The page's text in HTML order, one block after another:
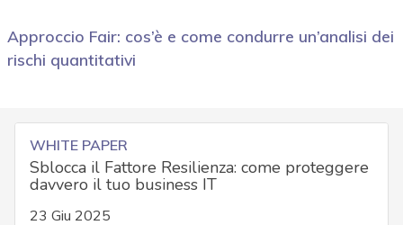
Approccio Fair: cos’è e come condurre un’analisi dei
rischi quantitativi
WHITE PAPER
Sblocca il Fattore Resilienza: come proteggere
davvero il tuo business IT
23 Giu 2025